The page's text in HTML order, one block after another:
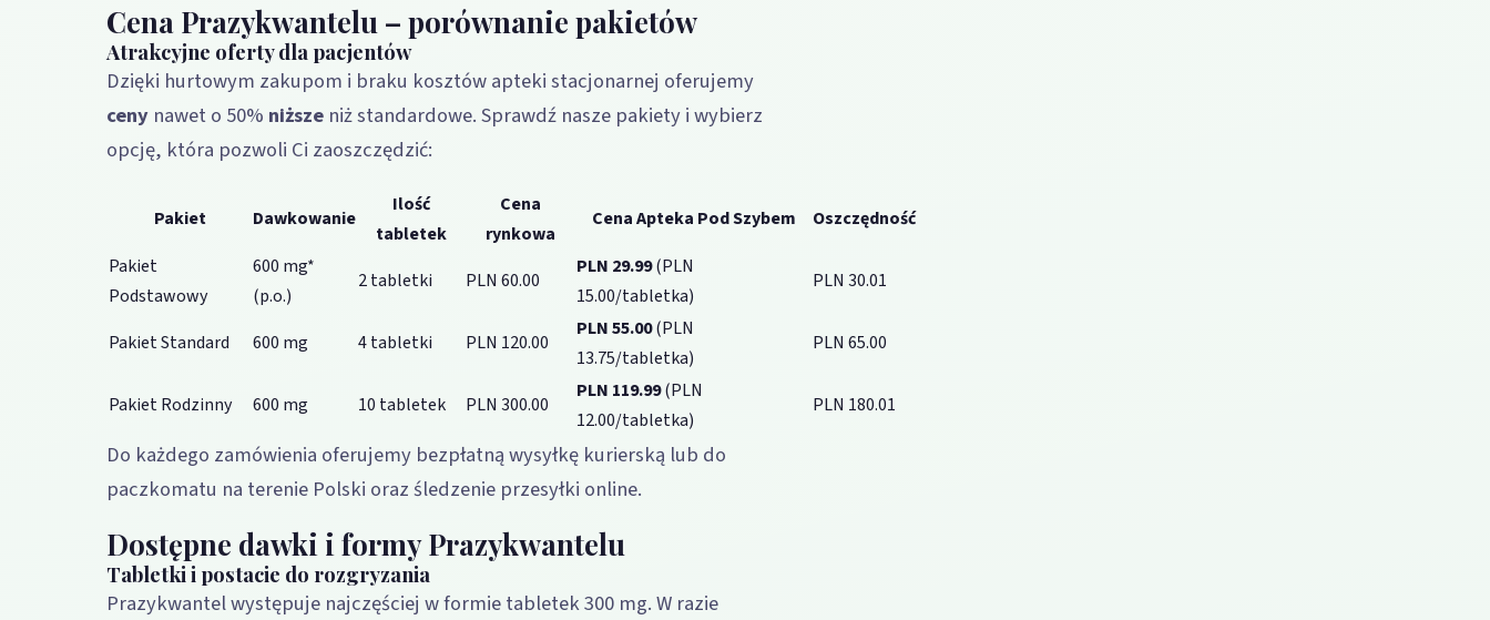
Cena Prazykwantelu – porównanie pakietów
Atrakcyjne oferty dla pacjentów
Dzięki hurtowym zakupom i braku kosztów apteki stacjonarnej oferujemy
ceny nawet o 50% niższe niż standardowe. Sprawdź nasze pakiety i wybierz
opcję, która pozwoli Ci zaoszczędzić:
Pakiet Dawkowanie
Ilość
tabletek
Cena
rynkowa
Cena Apteka Pod Szybem
Oszczędność
Pakiet
Podstawowy
600 mg*
(p.o.)
2 tabletki PLN 60.00
PLN 29.99(PLN
15.00/tabletka)
PLN 30.01
Pakiet Standard 600 mg 4 tabletki PLN 120.00
PLN 55.00(PLN
13.75/tabletka)
PLN 65.00
Pakiet Rodzinny 600 mg 10 tabletek PLN 300.00
PLN 119.99(PLN
12.00/tabletka)
PLN 180.01
Do każdego zamówienia oferujemy bezpłatną wysyłkę kurierską lub do
paczkomatu na terenie Polski oraz śledzenie przesyłki online.
Dostępne dawki i formy Prazykwantelu
Tabletki i postacie do rozgryzania
Prazykwantel występuje najczęściej w formie tabletek 300 mg. W razie